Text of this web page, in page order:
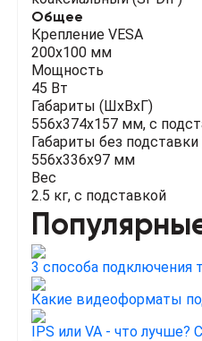
Общее
Крепление VESA
200х100 мм
Мощность
45 Вт
Габариты (ШхВхГ)
556x374x157 мм, с
Габариты без
556x336x97 мм
Вес
2.5 кг, с подставкой
3 способа подключения
Какие видеоформаты
IPS или VA - что лучше?